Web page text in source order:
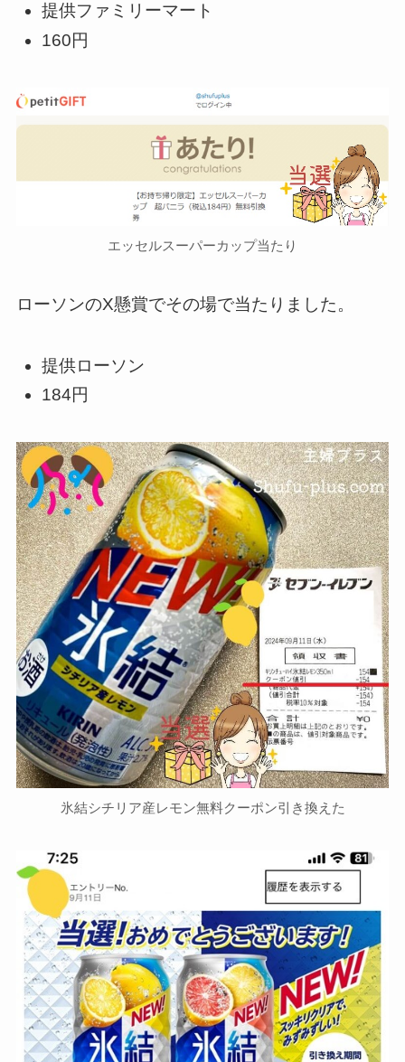
提供ファミリーマート
160円
エッセルスーパーカップ当たり
ローソンのX懸賞でその場で当たりました。
提供ローソン
184円
氷結シチリア産レモン無料クーポン引き換えた